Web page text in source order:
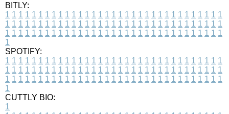
BITLY:
1 1 1 1 1 1 1 1 1 1 1 1 1 1 1 1 1 1 1 1 1 1 1 1 1 1 1 1 1 1 1 1 1
1 1 1 1 1 1 1 1 1 1 1 1 1 1 1 1 1 1 1 1 1 1 1 1 1 1 1 1 1 1 1 1 1
1 1 1 1 1 1 1 1 1 1 1 1 1 1 1 1 1 1 1 1 1 1 1 1 1 1 1 1 1 1 1 1 1
1
SPOTIFY:
1 1 1 1 1 1 1 1 1 1 1 1 1 1 1 1 1 1 1 1 1 1 1 1 1 1 1 1 1 1 1 1 1
1 1 1 1 1 1 1 1 1 1 1 1 1 1 1 1 1 1 1 1 1 1 1 1 1 1 1 1 1 1 1 1 1
1 1 1 1 1 1 1 1 1 1 1 1 1 1 1 1 1 1 1 1 1 1 1 1 1 1 1 1 1 1 1 1 1
1
CUTTLY BIO:
1